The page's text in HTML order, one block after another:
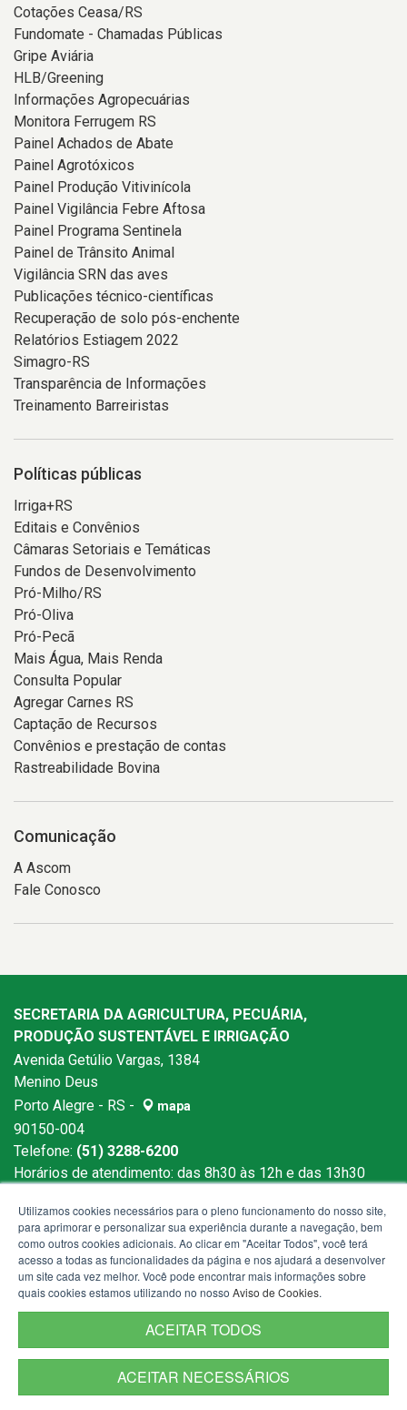
Cotações Ceasa/RS
Fundomate - Chamadas Públicas
Gripe Aviária
HLB/Greening
Informações Agropecuárias
Monitora Ferrugem RS
Painel Achados de Abate
Painel Agrotóxicos
Painel Produção Vitivinícola
Painel Vigilância Febre Aftosa
Painel Programa Sentinela
Painel de Trânsito Animal
Vigilância SRN das aves
Publicações técnico-científicas
Recuperação de solo pós-enchente
Relatórios Estiagem 2022
Simagro-RS
Transparência de Informações
Treinamento Barreiristas
Políticas públicas
Irriga+RS
Editais e Convênios
Câmaras Setoriais e Temáticas
Fundos de Desenvolvimento
Pró-Milho/RS
Pró-Oliva
Pró-Pecã
Mais Água, Mais Renda
Consulta Popular
Agregar Carnes RS
Captação de Recursos
Convênios e prestação de contas
Rastreabilidade Bovina
Comunicação
A Ascom
Fale Conosco
SECRETARIA DA AGRICULTURA, PECUÁRIA,
PRODUÇÃO SUSTENTÁVEL E IRRIGAÇÃO
Avenida Getúlio Vargas, 1384
Menino Deus
Porto Alegre - RS -
mapa
90150-004
Telefone: (51) 3288-6200
Horários de atendimento: das 8h30 às 12h e das 13h30
Termos de Uso
Utilizamos cookies necessários para o pleno funcionamento do nosso site,
para aprimorar e personalizar sua experiência durante a navegação, bem
como outros cookies adicionais. Ao clicar em "Aceitar Todos", você terá
acesso a todas as funcionalidades da página e nos ajudará a desenvolver
um site cada vez melhor. Você pode encontrar mais informações sobre
quais cookies estamos utilizando no nosso Aviso de Cookies.
ACEITAR TODOS
ACEITAR NECESSÁRIOS